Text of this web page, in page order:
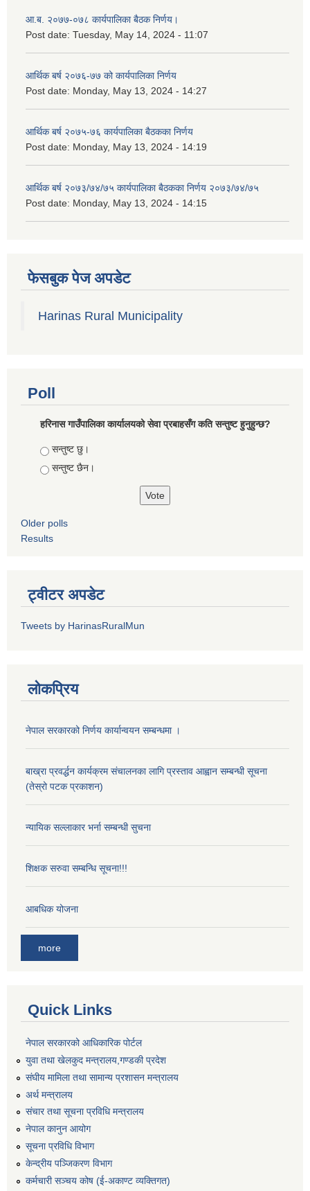
आ.ब. २०७७-०७८ कार्यपालिका बैठक निर्णय।
Post date: Tuesday, May 14, 2024 - 11:07
आर्थिक बर्ष २०७६-७७ को कार्यपालिका निर्णय
Post date: Monday, May 13, 2024 - 14:27
आर्थिक बर्ष २०७५-७६ कार्यपालिका बैठकका निर्णय
Post date: Monday, May 13, 2024 - 14:19
आर्थिक बर्ष २०७३/७४/७५ कार्यपालिका बैठकका निर्णय २०७३/७४/७५
Post date: Monday, May 13, 2024 - 14:15
फेसबुक पेज अपडेट
Harinas Rural Municipality
Poll
हरिनास गाउँपालिका कार्यालयको सेवा प्रबाहसँग कति सन्तुष्ट हुनुहुन्छ?
Choices
सन्तुष्ट छु।
सन्तुष्ट छैन।
Older polls
Results
ट्वीटर अपडेट
Tweets by HarinasRuralMun
लोकप्रिय
नेपाल सरकारको निर्णय कार्यान्वयन सम्बन्धमा ।
बाख्रा प्रवर्द्धन कार्यक्रम संचालनका लागि प्रस्ताव आह्वान सम्बन्धी सूचना
(तेस्रो पटक प्रकाशन)
न्यायिक सल्लाकार भर्ना सम्बन्धी सुचना
शिक्षक सरुवा सम्बन्धि सूचना!!!
आबधिक योजना
more
Quick Links
नेपाल सरकारको आधिकारिक पोर्टल
युवा तथा खेलकुद मन्त्रालय,गण्डकी प्रदेश
संघीय मामिला तथा सामान्य प्रशासन मन्त्रालय
अर्थ मन्त्रालय
संचार तथा सूचना प्रविधि मन्त्रालय
नेपाल कानुन आयोग
सूचना प्रविधि विभाग
केन्द्रीय पञ्जिकरण विभाग
कर्मचारी सञ्‍चय कोष (ई‍-अकाण्ट व्यक्तिगत)